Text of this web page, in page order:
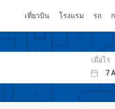
เที่ยวบิน โรงแรม รถ
เมื่อไร